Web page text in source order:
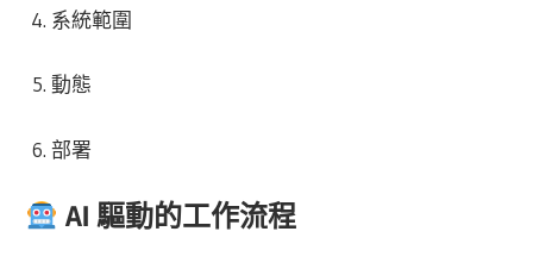
系統範圍
動態
部署
AI 驅動的工作流程